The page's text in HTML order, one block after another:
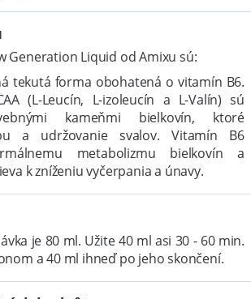
Generation Liquid od Amixu sú:
tekutá forma obohatená o vitamín B6.
(L-Leucín, L-izoleucín a L-Valín) sú
kameňmi bielkovín, ktoré
a udržovanie svalov. Vitamín B6
metabolizmu bielkovín a
k zníženiu vyčerpania a únavy.
je 80 ml. Užite 40 ml asi 30 - 60 min.
a 40 ml ihneď po jeho skončení.